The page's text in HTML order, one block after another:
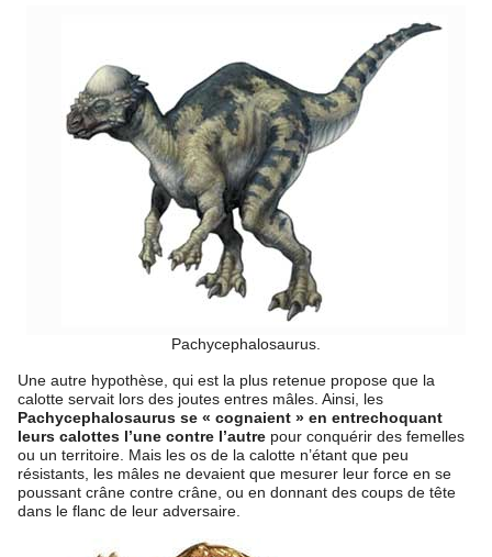
Pachycephalosaurus.
Une autre hypothèse, qui est la plus retenue propose que la
calotte servait lors des joutes entres mâles. Ainsi, les
Pachycephalosaurus se « cognaient » en entrechoquant
leurs calottes l’une contre l’autre pour conquérir des femelles
ou un territoire. Mais les os de la calotte n’étant que peu
résistants, les mâles ne devaient que mesurer leur force en se
poussant crâne contre crâne, ou en donnant des coups de tête
dans le flanc de leur adversaire.